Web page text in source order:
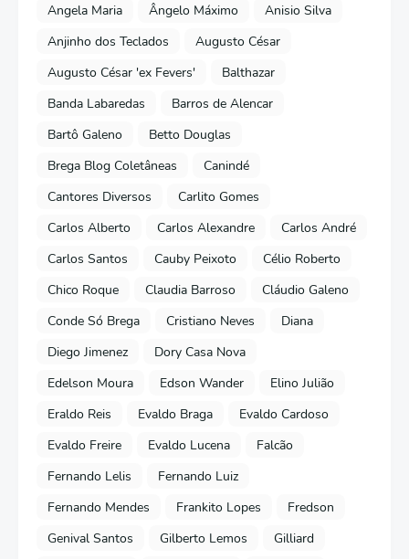
Angela Maria
Ângelo Máximo
Anisio Silva
Anjinho dos Teclados
Augusto César
Augusto César 'ex Fevers'
Balthazar
Banda Labaredas
Barros de Alencar
Bartô Galeno
Betto Douglas
Brega Blog Coletâneas
Canindé
Cantores Diversos
Carlito Gomes
Carlos Alberto
Carlos Alexandre
Carlos André
Carlos Santos
Cauby Peixoto
Célio Roberto
Chico Roque
Claudia Barroso
Cláudio Galeno
Conde Só Brega
Cristiano Neves
Diana
Diego Jimenez
Dory Casa Nova
Edelson Moura
Edson Wander
Elino Julião
Eraldo Reis
Evaldo Braga
Evaldo Cardoso
Evaldo Freire
Evaldo Lucena
Falcão
Fernando Lelis
Fernando Luiz
Fernando Mendes
Frankito Lopes
Fredson
Genival Santos
Gilberto Lemos
Gilliard